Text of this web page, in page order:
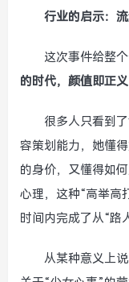
行业的启示：
这次事件给整
的时代，颜值即正
很多人只看到
容策划能力，她懂
的身价，又懂得如
心理，这种“高举高
时间内完成了从“路
从某种意义上